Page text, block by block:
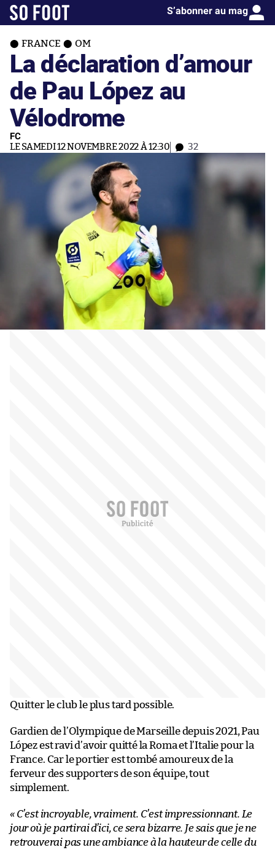
S’abonner au mag
FRANCE OM
La déclaration d’amour
de Pau López au
Vélodrome
FC
LE SAMEDI 12 NOVEMBRE 2022 À 12:30 32
Quitter le club le plus tard possible.
Gardien de l’Olympique de Marseille depuis 2021, Pau
López est ravi d’avoir quitté la Roma et l’Italie pour la
France. Car le portier est tombé amoureux de la
ferveur des supporters de son équipe, tout
simplement.
« C’est incroyable, vraiment. C’est impressionnant. Le
jour où je partirai d’ici, ce sera bizarre. Je sais que je ne
retrouverai pas une ambiance à la hauteur de celle du